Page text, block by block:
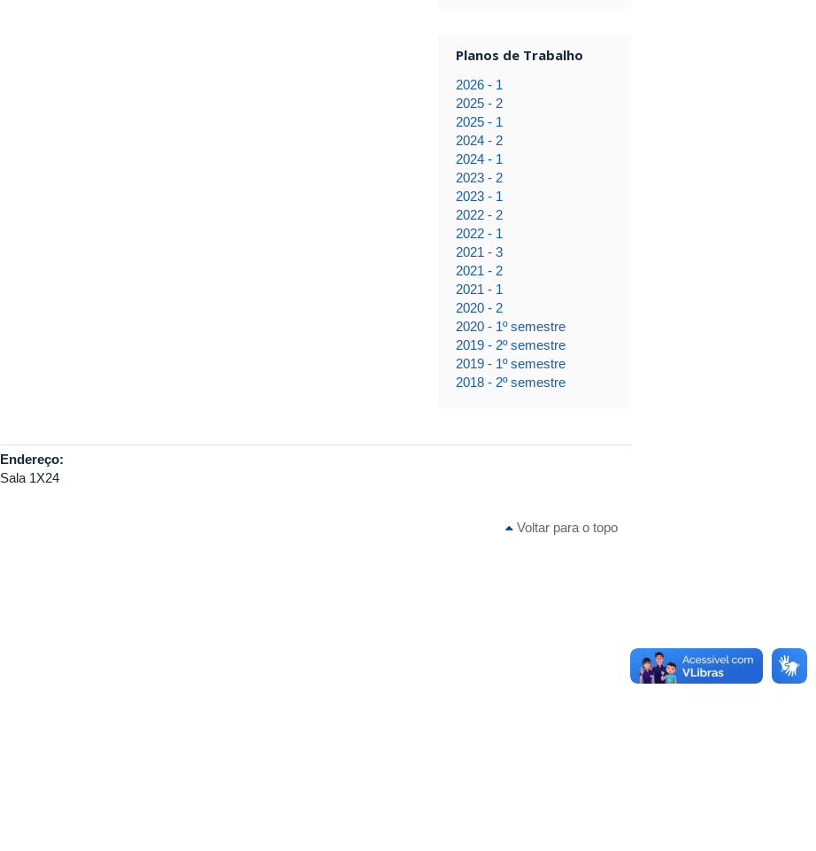
Planos de Trabalho
2026 - 1
2025 - 2
2025 - 1
2024 - 2
2024 - 1
2023 - 2
2023 - 1
2022 - 2
2022 - 1
2021 - 3
2021 - 2
2021 - 1
2020 - 2
2020 - 1º semestre
2019 - 2º semestre
2019 - 1º semestre
2018 - 2º semestre
Endereço:
Sala 1X24
Voltar para o topo